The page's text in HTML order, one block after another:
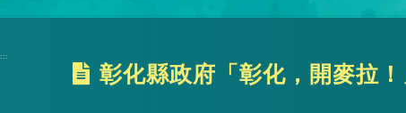
要
:::
彰化縣政府「彰化，開麥拉